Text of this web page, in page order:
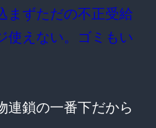
まずただの不正受給
使えない。ゴミもい
連鎖の一番下だから